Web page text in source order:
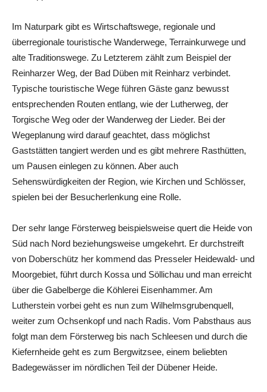
Im Naturpark gibt es Wirtschaftswege, regionale und
überregionale touristische Wanderwege, Terrainkurwege und
alte Traditionswege. Zu Letzterem zählt zum Beispiel der
Reinharzer Weg, der Bad Düben mit Reinharz verbindet.
Typische touristische Wege führen Gäste ganz bewusst
entsprechenden Routen entlang, wie der Lutherweg, der
Torgische Weg oder der Wanderweg der Lieder. Bei der
Wegeplanung wird darauf geachtet, dass möglichst
Gaststätten tangiert werden und es gibt mehrere Rasthütten,
um Pausen einlegen zu können. Aber auch
Sehenswürdigkeiten der Region, wie Kirchen und Schlösser,
spielen bei der Besucherlenkung eine Rolle.
Der sehr lange Försterweg beispielsweise quert die Heide von
Süd nach Nord beziehungsweise umgekehrt. Er durchstreift
von Doberschütz her kommend das Presseler Heidewald- und
Moorgebiet, führt durch Kossa und Söllichau und man erreicht
über die Gabelberge die Köhlerei Eisenhammer. Am
Lutherstein vorbei geht es nun zum Wilhelmsgrubenquell,
weiter zum Ochsenkopf und nach Radis. Vom Pabsthaus aus
folgt man dem Försterweg bis nach Schleesen und durch die
Kiefernheide geht es zum Bergwitzsee, einem beliebten
Badegewässer im nördlichen Teil der Dübener Heide.